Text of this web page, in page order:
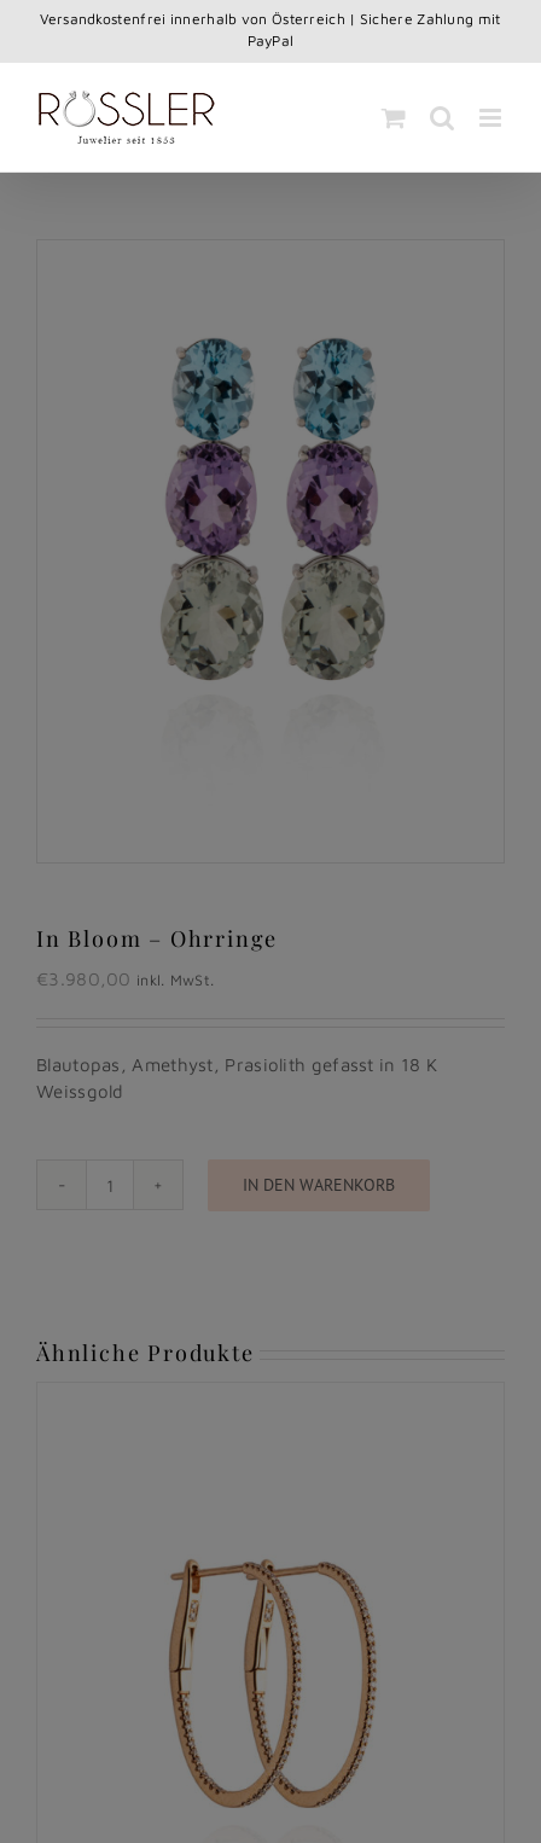
content
Versandkostenfrei innerhalb von Österreich | Sichere Zahlung mit
PayPal
In Bloom – Ohrringe
€3.980,00 inkl. MwSt.
Blautopas, Amethyst, Prasiolith gefasst in 18 K
Weissgold
In
IN DEN WARENKORB
Ähnliche Produkte